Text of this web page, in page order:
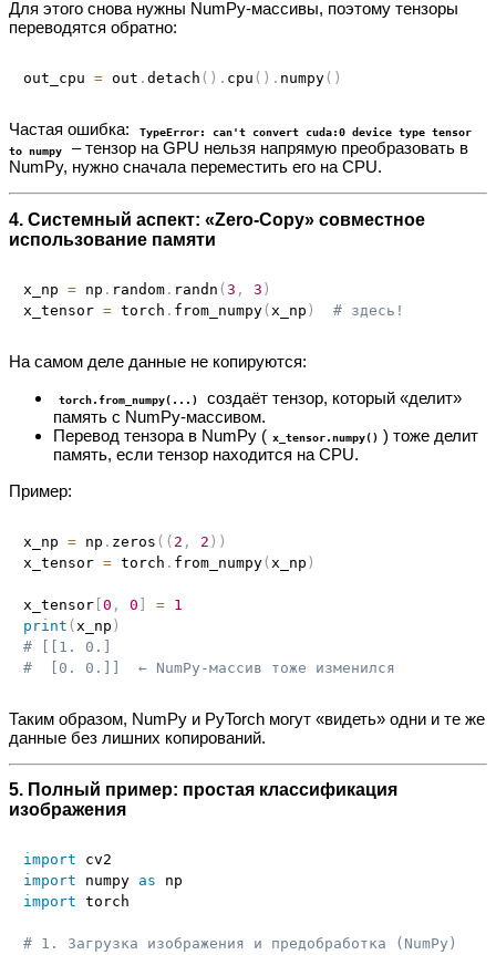
Для этого снова нужны NumPy‑массивы, поэтому тензоры
переводятся обратно:
out_cpu = out . detach ( ) . cpu ( ) . numpy( )
Частая ошибка:
TypeError: can't convert cuda:0 device type tensor
to numpy
– тензор на GPU нельзя напрямую преобразовать в
NumPy, нужно сначала переместить его на CPU.
4. Системный аспект: «Zero‑Copy» совместное
использование памяти
x_np = np . random. randn (3 , 3 )
x_tensor = torch . from_numpy( x_np ) # здесь!
На самом деле данные не копируются:
torch.from_numpy(...)
создаёт тензор, который «делит»
память с NumPy‑массивом.
Перевод тензора в NumPy ( x_tensor.numpy() ) тоже делит
память, если тензор находится на CPU.
Пример:
x_np = np . zeros ( ( 2 , 2 ) )
x_tensor = torch . from_numpy( x_np )
x_tensor[0 , 0 ] =
1
print ( x_np )
# [[1. 0.]
#  [0. 0.]]  ← NumPy‑массив тоже изменился
Таким образом, NumPy и PyTorch могут «видеть» одни и те же
данные без лишних копирований.
5. Полный пример: простая классификация
изображения
import
import numpy as
import torch
# 1. Загрузка изображения и предобработка (NumPy)